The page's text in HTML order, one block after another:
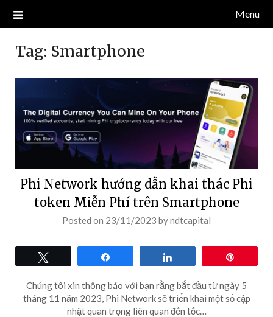
NDT CAPITAL | BLOG TIỀN
ĐIỆN TỬ CRYPTO
Blog về thị trường crypto, tiền điện tử, tiền mã hoá, công nghệ
blockchain.
Menu
Tag: Smartphone
Phi Network hướng dẫn khai thác Phi
token Miễn Phí trên Smartphone
Posted on 23/11/2023 byndtcapital
Chúng tôi xin thông báo với bạn rằng bắt đầu từ ngày 5
tháng 11 năm 2023, Phi Network sẽ triển khai một số cập
nhật quan trọng liên quan đến tốc…